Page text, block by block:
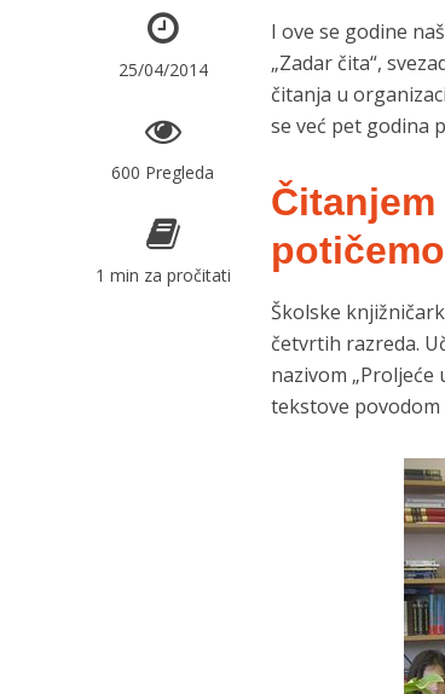
25/04/2014
600 Pregleda
1 min za pročitati
I ove se godine
„Zadar čita“,
čitanja u
se već pet godina
Školske
četvrtih razreda.
nazivom „Proljeće
tekstove povodom